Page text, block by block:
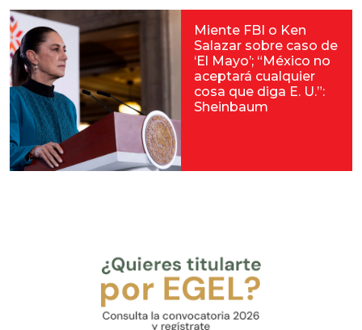
Miente FBI o Ken
Salazar sobre caso de
‘El Mayo’; “México no
aceptará cualquier
cosa que diga E. U.”:
Sheinbaum